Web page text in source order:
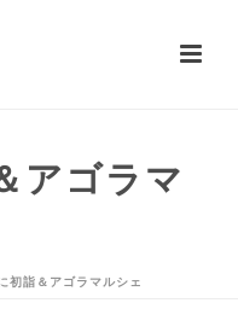
アゴラマ
初詣＆アゴラマルシェ